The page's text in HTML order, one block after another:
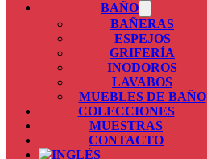
BAÑO
BAÑERAS
ESPEJOS
GRIFERÍA
INODOROS
LAVABOS
MUEBLES DE BAÑO
COLECCIONES
MUESTRAS
CONTACTO